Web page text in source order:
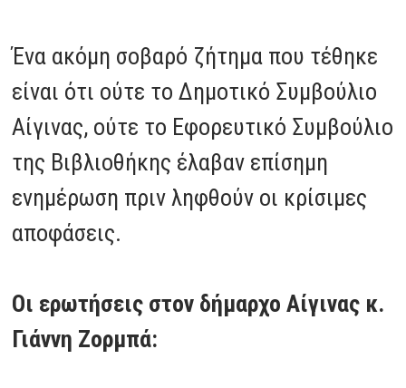
Ένα ακόμη σοβαρό ζήτημα που τέθηκε
είναι ότι ούτε το Δημοτικό Συμβούλιο
Αίγινας, ούτε το Εφορευτικό Συμβούλιο
της Βιβλιοθήκης έλαβαν επίσημη
ενημέρωση πριν ληφθούν οι κρίσιμες
αποφάσεις.
Οι ερωτήσεις στον δήμαρχο Αίγινας κ.
Γιάννη Ζορμπά: